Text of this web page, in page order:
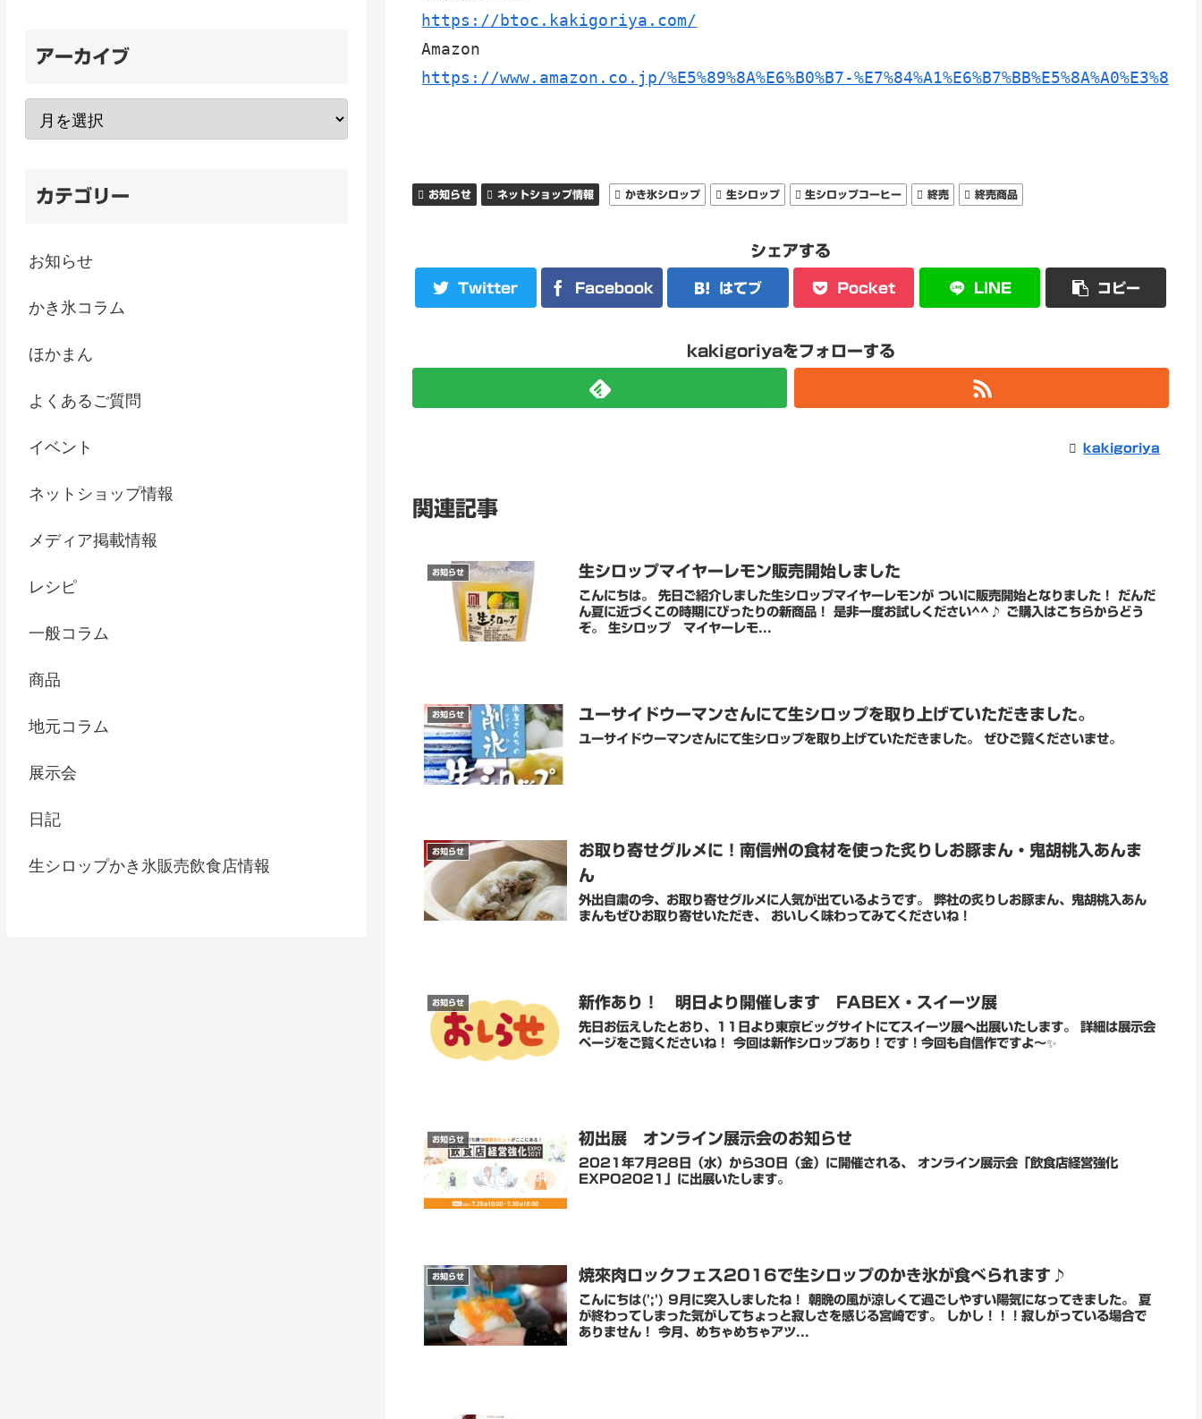
https://btoc.kakigoriya.com/
Amazon
https://www.amazon.co.jp/%E5%89%8A%E6%B0%B7-
お知らせ ネットショップ情報 かき氷シロップ 生シロップ 生シロップコーヒー 終売 終売商品
シェアする
Twitter Facebook はてブ Pocket LINE コピー
kakigoriyaをフォローする
kakigoriya
関連記事
お知らせ 生シロップマイヤーレモン販売開始しました
こんにちは。 先日ご紹介しました生シロップマイヤーレモンが ついに販売開始となりました！ だんだ
ん夏に近づくこの時期にぴったりの新商品！ 是非一度お試しください^^♪ ご購入はこちらからどう
ぞ。 生シロップ マイヤーレモ...
お知らせ ユーサイドウーマンさんにて生シロップを取り上げていただきました。
ユーサイドウーマンさんにて生シロップを取り上げていただきました。 ぜひご覧くださいませ。
お知らせ
お取り寄せグルメに！南信州の食材を使った炙りしお豚まん・鬼胡桃入あんま
ん
外出自粛の今、お取り寄せグルメに人気が出ているようです。 弊社の炙りしお豚まん、鬼胡桃入あん
まんもぜひお取り寄せいただき、 おいしく味わってみてくださいね！
お知らせ 新作あり！ 明日より開催します FABEX・スイーツ展
先日お伝えしたとおり、11日より東京ビッグサイトにてスイーツ展へ出展いたします。 詳細は展示会
ページをご覧くださいね！ 今回は新作シロップあり！です！今回も自信作ですよ～✨
お知らせ 初出展 オンライン展示会のお知らせ
2021年7月28日（水）から30日（金）に開催される、 オンライン展示会「飲食店経営強化
EXPO2021」に出展いたします。
お知らせ 焼來肉ロックフェス2016で生シロップのかき氷が食べられます♪
こんにちは(';') 9月に突入しましたね！ 朝晩の風が涼しくて過ごしやすい陽気になってきました。 夏
が終わってしまった気がしてちょっと寂しさを感じる宮崎です。 しかし！！！寂しがっている場合で
ありません！ 今月、めちゃめちゃアツ...
アーカイブ
カテゴリー
お知らせ
かき氷コラム
ほかまん
よくあるご質問
イベント
ネットショップ情報
メディア掲載情報
レシピ
一般コラム
商品
地元コラム
展示会
日記
生シロップかき氷販売飲食店情報